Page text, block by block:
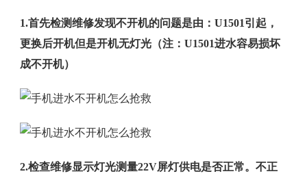
1.首先检测维修发现不开机的问题是由：U1501引起，
更换后开机但是开机无灯光（注：U1501进水容易损坏
成不开机）
2.检查维修显示灯光测量22V屏灯供电是否正常。不正